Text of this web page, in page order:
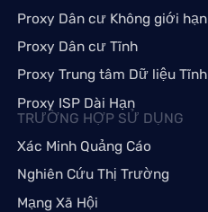
Proxy Dân cư Không giới hạn
Proxy Dân cư Tĩnh
Proxy Trung tâm Dữ liệu Tĩnh
Proxy ISP Dài Hạn
TRƯỜNG HỢP SỬ DỤNG
Xác Minh Quảng Cáo
Nghiên Cứu Thị Trường
Mạng Xã Hội